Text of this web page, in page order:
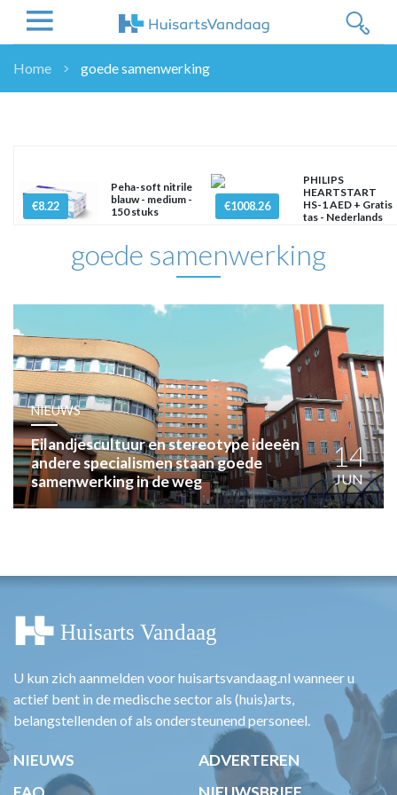
WETENSCHAP
ZORGVERZEKERAARS
NASCHOLINGEN
DOSSIER
ENQUÊTES
LHV
OPINIE
HUISARTSENPOST
PRAKTIJKZAKEN
TARIEVEN
VPHUISARTSEN
MEDISCHE VAKHANDEL
Home goede samenwerking
€8.22
Peha-soft nitrile
blauw - medium -
150 stuks
€1008.26
PHILIPS
HEARTSTART
HS-1 AED + Gratis
tas - Nederlands
goede samenwerking
NIEUWS
Eilandjescultuur en stereotype ideeën
andere specialismen staan goede
samenwerking in de weg
14
JUN
U kun zich aanmelden voor huisartsvandaag.nl wanneer u
actief bent in de medische sector als (huis)arts,
belangstellenden of als ondersteunend personeel.
NIEUWS
ADVERTEREN